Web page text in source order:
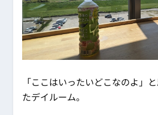
「ここはいったいどこなのよ」
たデイルーム。